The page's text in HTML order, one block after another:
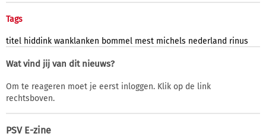
Tags
titel hiddink wanklanken bommel mest michels nederland rinus
Wat vind jij van dit nieuws?
Om te reageren moet je eerst inloggen. Klik op de link
rechtsboven.
PSV E-zine